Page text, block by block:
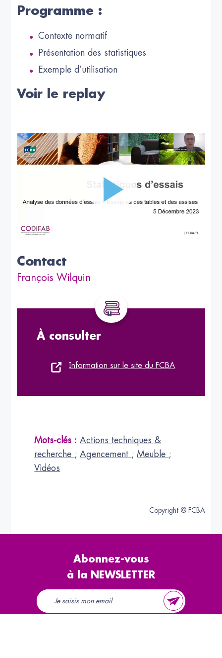
Programme :
Contexte normatif
Présentation des statistiques
Exemple d’utilisation
Voir le replay
Contact
François Wilquin
À consulter
Information sur le site du FCBA
Mots-clés : Actions techniques &
recherche ;Agencement ;Meuble ;
Vidéos
Copyright © FCBA
Abonnez-vous
à la NEWSLETTER